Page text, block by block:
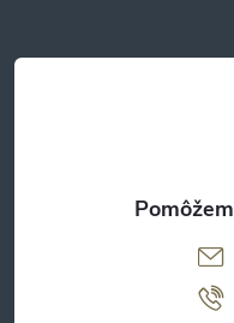
t